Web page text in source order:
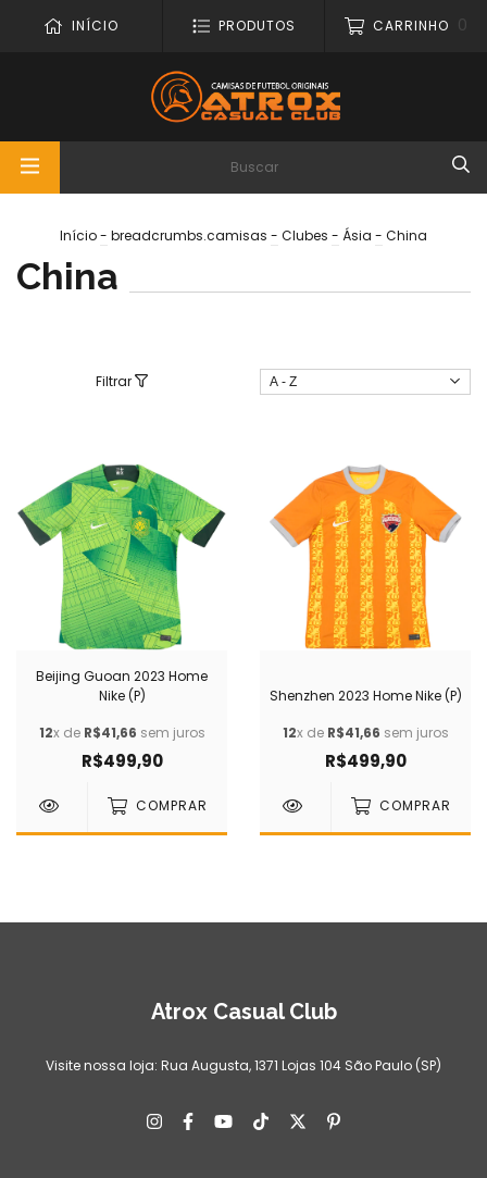
INÍCIO PRODUTOS CARRINHO 0
Início- breadcrumbs.camisas - Clubes - Ásia - China
China
Filtrar
Beijing Guoan 2023 Home
Nike (P)
12x de R$41,66 sem juros
R$499,90
COMPRAR
Shenzhen 2023 Home Nike (P)
12x de R$41,66 sem juros
R$499,90
COMPRAR
Atrox Casual Club
Visite nossa loja: Rua Augusta, 1371 Lojas 104 São Paulo (SP)